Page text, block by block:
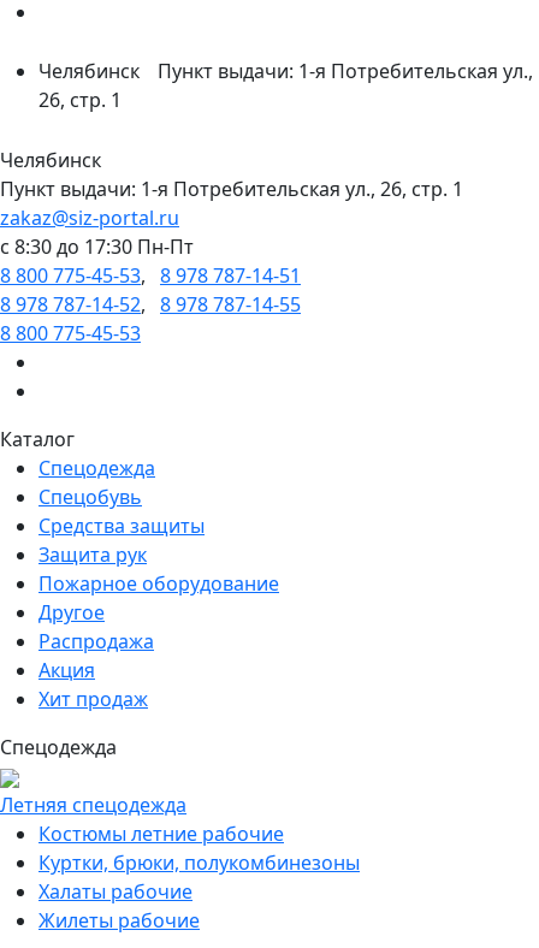
Челябинск
Пункт выдачи: 1-я Потребительская ул.,
26, стр. 1
Челябинск
Пункт выдачи: 1-я Потребительская ул., 26, стр. 1
zakaz@siz-portal.ru
c 8:30 до 17:30 Пн-Пт
8 800 775-45-53, 8 978 787-14-51
8 978 787-14-52, 8 978 787-14-55
8 800 775-45-53
Каталог
Спецодежда
Спецобувь
Средства защиты
Защита рук
Пожарное оборудование
Другое
Распродажа
Акция
Хит продаж
Спецодежда
Летняя спецодежда
Костюмы летние рабочие
Куртки, брюки, полукомбинезоны
Халаты рабочие
Жилеты рабочие